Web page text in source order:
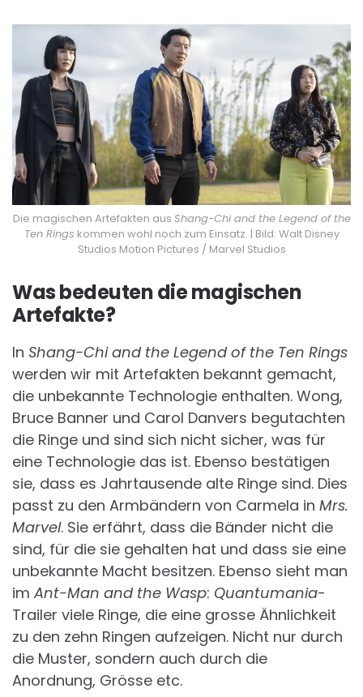
Die magischen Artefakten aus Shang-Chi and the Legend of the
Ten Rings kommen wohl noch zum Einsatz. | Bild: Walt Disney
Studios Motion Pictures / Marvel Studios
Was bedeuten die magischen
Artefakte?
In Shang-Chi and the Legend of the Ten Rings
werden wir mit Artefakten bekannt gemacht,
die unbekannte Technologie enthalten. Wong,
Bruce Banner und Carol Danvers begutachten
die Ringe und sind sich nicht sicher, was für
eine Technologie das ist. Ebenso bestätigen
sie, dass es Jahrtausende alte Ringe sind. Dies
passt zu den Armbändern von Carmela in Mrs.
Marvel. Sie erfährt, dass die Bänder nicht die
sind, für die sie gehalten hat und dass sie eine
unbekannte Macht besitzen. Ebenso sieht man
im Ant-Man and the Wasp: Quantumania-
Trailer viele Ringe, die eine grosse Ähnlichkeit
zu den zehn Ringen aufzeigen. Nicht nur durch
die Muster, sondern auch durch die
Anordnung, Grösse etc.